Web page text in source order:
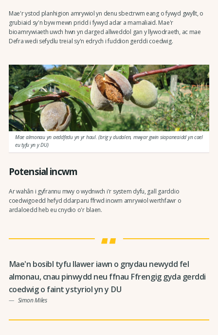
Mae'r ystod planhigion amrywiol yn denu sbectrwm eang o fywyd gwyllt, o
grubiaid sy'n byw mewn pridd i fywyd adar a mamaliaid. Mae'r
bioamrywiaeth uwch hwn yn darged allweddol gan y llywodraeth, ac mae
Defra wedi sefydlu treial sy'n edrych i fuddion gerddi coedwig.
Mae almonau yn aeddfedu yn yr haul. (brig y dudalen, mwyar gwin siapaneaidd yn cael
eu tyfu yn y DU)
Potensial incwm
Ar wahân i gyfrannu mwy o wydnwch i'r system dyfu, gall garddio
coedwigoedd hefyd ddarparu ffrwd incwm amrywiol werthfawr o
ardaloedd heb eu cnydio o'r blaen.
Mae'n bosibl tyfu llawer iawn o gnydau newydd fel
almonau, cnau pinwydd neu ffnau Ffrengig gyda gerddi
coedwig o faint ystyriol yn y DU
Simon Miles